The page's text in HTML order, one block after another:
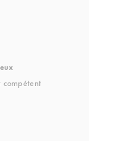
compétent